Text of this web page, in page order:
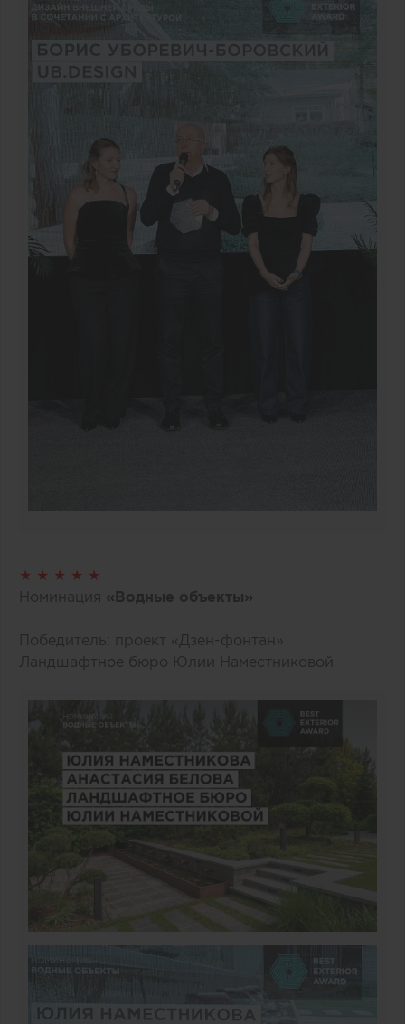
★ ★ ★ ★ ★
Номинация «Водные объекты»
Победитель: проект «Дзен-фонтан»
Ландшафтное бюро Юлии Наместниковой